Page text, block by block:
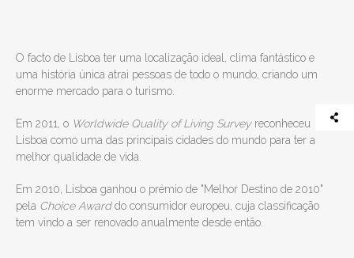
O facto de Lisboa ter uma localização ideal, clima fantástico e
uma história única atrai pessoas de todo o mundo, criando um
enorme mercado para o turismo.
Em 2011, o Worldwide Quality of Living Surveyreconheceu
Lisboa como uma das principais cidades do mundo para ter a
melhor qualidade de vida.
Em 2010, Lisboa ganhou o prémio de "Melhor Destino de 2010"
pela Choice Awarddo consumidor europeu, cuja classificação
tem vindo a ser renovado anualmente desde então.